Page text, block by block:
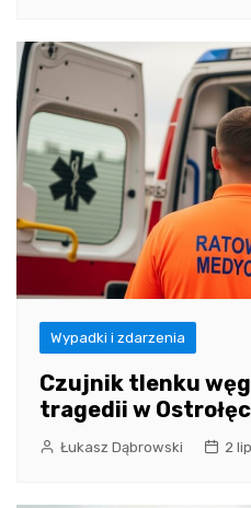
Wypadki i zdarzenia
Czujnik tlenku
tragedii w
Łukasz Dąbrowski 2